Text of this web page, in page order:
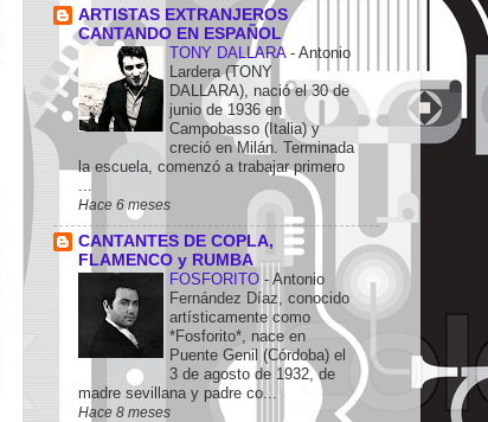
ARTISTAS EXTRANJEROS
CANTANDO EN ESPAÑOL
TONY DALLARA - Antonio
Lardera (TONY
DALLARA), nació el 30 de
junio de 1936 en
Campobasso (Italia) y
creció en Milán. Terminada
la escuela, comenzó a trabajar primero
...
Hace 6 meses
CANTANTES DE COPLA,
FLAMENCO y RUMBA
FOSFORITO - Antonio
Fernández Díaz, conocido
artísticamente como
*Fosforito*, nace en
Puente Genil (Córdoba) el
3 de agosto de 1932, de
madre sevillana y padre co...
Hace 8 meses